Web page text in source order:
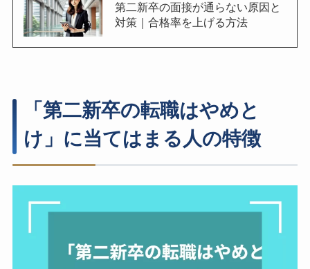
第二新卒の面接が通らない原因と
対策｜合格率を上げる方法
「第二新卒の転職はやめと
け」に当てはまる人の特徴